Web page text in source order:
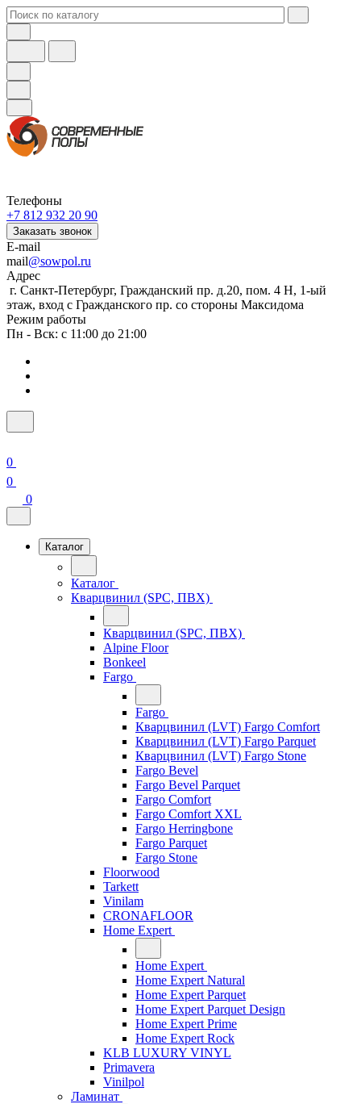
Телефоны
+7 812 932 20 90
Заказать звонок
E-mail
mail@sowpol.ru
Адрес
г. Санкт-Петербург, Гражданский пр. д.20, пом. 4 Н, 1-ый
этаж, вход с Гражданского пр. со стороны Максидома
Режим работы
Пн - Вск: с 11:00 до 21:00
0
0
0
Каталог
Каталог
Кварцвинил (SPC, ПВХ)
Кварцвинил (SPC, ПВХ)
Alpine Floor
Bonkeel
Fargo
Fargo
Кварцвинил (LVT) Fargo Comfort
Кварцвинил (LVT) Fargo Parquet
Кварцвинил (LVT) Fargo Stone
Fargo Bevel
Fargo Bevel Parquet
Fargo Comfort
Fargo Comfort XXL
Fargo Herringbone
Fargo Parquet
Fargo Stone
Floorwood
Tarkett
Vinilam
CRONAFLOOR
Home Expert
Home Expert
Home Expert Natural
Home Expert Parquet
Home Expert Parquet Design
Home Expert Prime
Home Expert Rock
KLB LUXURY VINYL
Primavera
Vinilpol
Ламинат